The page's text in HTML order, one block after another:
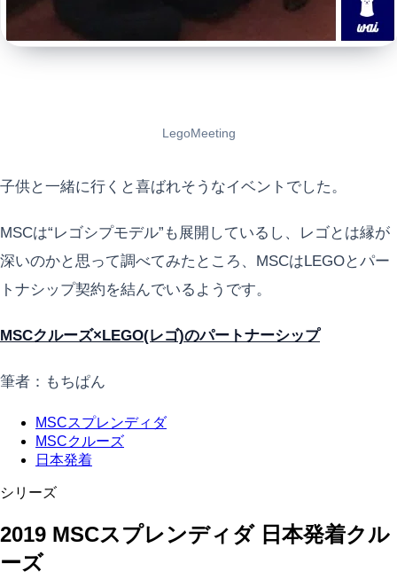
LegoMeeting
子供と一緒に行くと喜ばれそうなイベントでした。
MSCは“レゴシプモデル”も展開しているし、レゴとは縁が
深いのかと思って調べてみたところ、MSCはLEGOとパー
トナシップ契約を結んでいるようです。
MSCクルーズ×LEGO(レゴ)のパートナーシップ
筆者：もちぱん
MSCスプレンディダ
MSCクルーズ
日本発着
シリーズ
2019 MSCスプレンディダ 日本発着クル
ーズ